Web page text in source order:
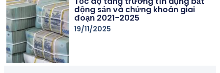
động sản và chứng khoán giai
đoạn 2021-2025
19/11/2025